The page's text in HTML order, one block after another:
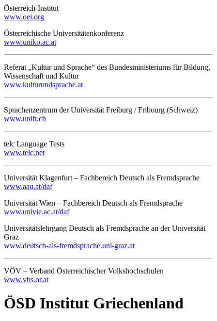
Österreich-Institut
www.oei.org
Österreichische Universitätenkonferenz
www.uniko.ac.at
Referat „Kultur und Sprache“ des Bundesministeriums für Bildung,
Wissenschaft und Kultur
www.kulturundsprache.at
Sprachenzentrum der Universität Freiburg / Fribourg (Schweiz)
www.unifr.ch
telc Language Tests
www.telc.net
Universität Klagenfurt – Fachbereich Deutsch als Fremdsprache
www.aau.at/daf
Universität Wien – Fachbereich Deutsch als Fremdsprache
www.univie.ac.at/daf
Universitätslehrgang Deutsch als Fremdsprache an der Universität
Graz
www.deutsch-als-fremdsprache.uni-graz.at
VÖV – Verband Österreichischer Volkshochschulen
www.vhs.or.at
ÖSD Institut Griechenland